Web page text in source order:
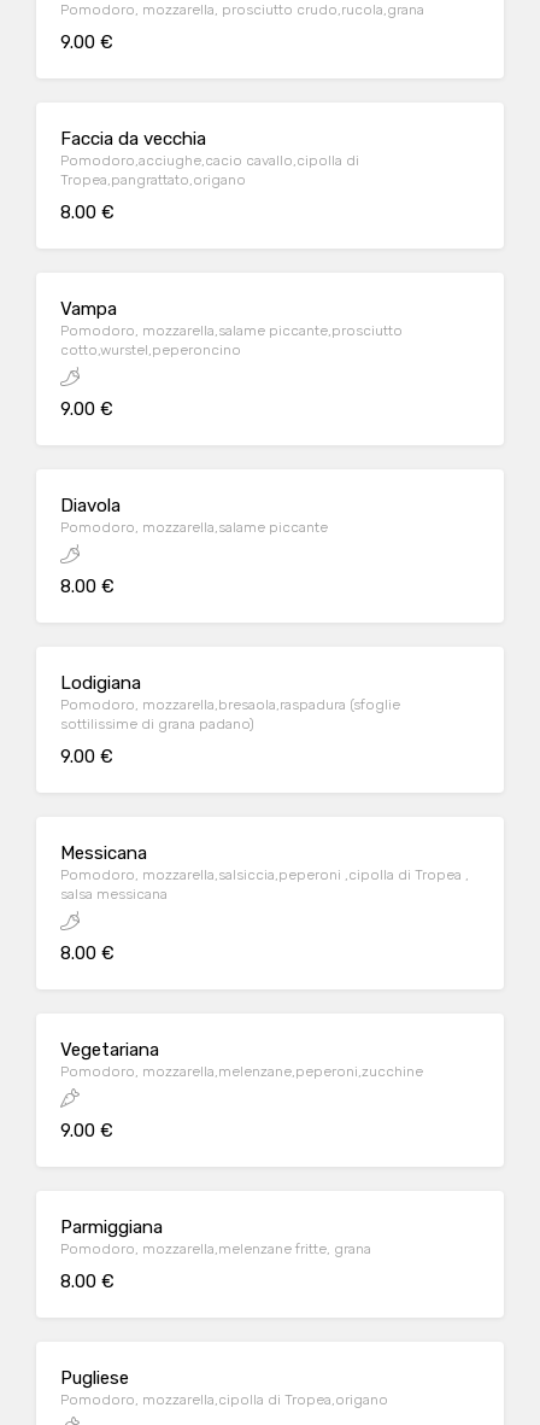
Pomodoro, mozzarella, prosciutto crudo,rucola,grana
9.00 €
Faccia da vecchia
Pomodoro,acciughe,cacio cavallo,cipolla di
Tropea,pangrattato,origano
8.00 €
Vampa
Pomodoro, mozzarella,salame piccante,prosciutto
cotto,wurstel,peperoncino
9.00 €
Diavola
Pomodoro, mozzarella,salame piccante
8.00 €
Lodigiana
Pomodoro, mozzarella,bresaola,raspadura (sfoglie
sottilissime di grana padano)
9.00 €
Messicana
Pomodoro, mozzarella,salsiccia,peperoni ,cipolla di Tropea ,
salsa messicana
8.00 €
Vegetariana
Pomodoro, mozzarella,melenzane,peperoni,zucchine
9.00 €
Parmiggiana
Pomodoro, mozzarella,melenzane fritte, grana
8.00 €
Pugliese
Pomodoro, mozzarella,cipolla di Tropea,origano